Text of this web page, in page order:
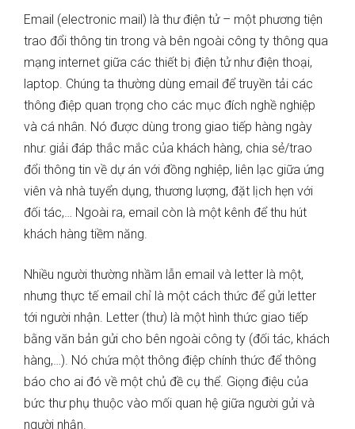
Email (electronic mail) là thư điện tử – một phương tiện
trao đổi thông tin trong và bên ngoài công ty thông qua
mạng internet giữa các thiết bị điện tử như điện thoại,
laptop. Chúng ta thường dùng email để truyền tải các
thông điệp quan trọng cho các mục đích nghề nghiệp
và cá nhân. Nó được dùng trong giao tiếp hàng ngày
như: giải đáp thắc mắc của khách hàng, chia sẻ/trao
đổi thông tin về dự án với đồng nghiệp, liên lạc giữa ứng
viên và nhà tuyển dụng, thương lượng, đặt lịch hẹn với
đối tác,… Ngoài ra, email còn là một kênh để thu hút
khách hàng tiềm năng.
Nhiều người thường nhầm lẫn email và letter là một,
nhưng thực tế email chỉ là một cách thức để gửi letter
tới người nhận. Letter (thư) là một hình thức giao tiếp
bằng văn bản gửi cho bên ngoài công ty (đối tác, khách
hàng,…). Nó chứa một thông điệp chính thức để thông
báo cho ai đó về một chủ đề cụ thể. Giọng điệu của
bức thư phụ thuộc vào mối quan hệ giữa người gửi và
người nhận.